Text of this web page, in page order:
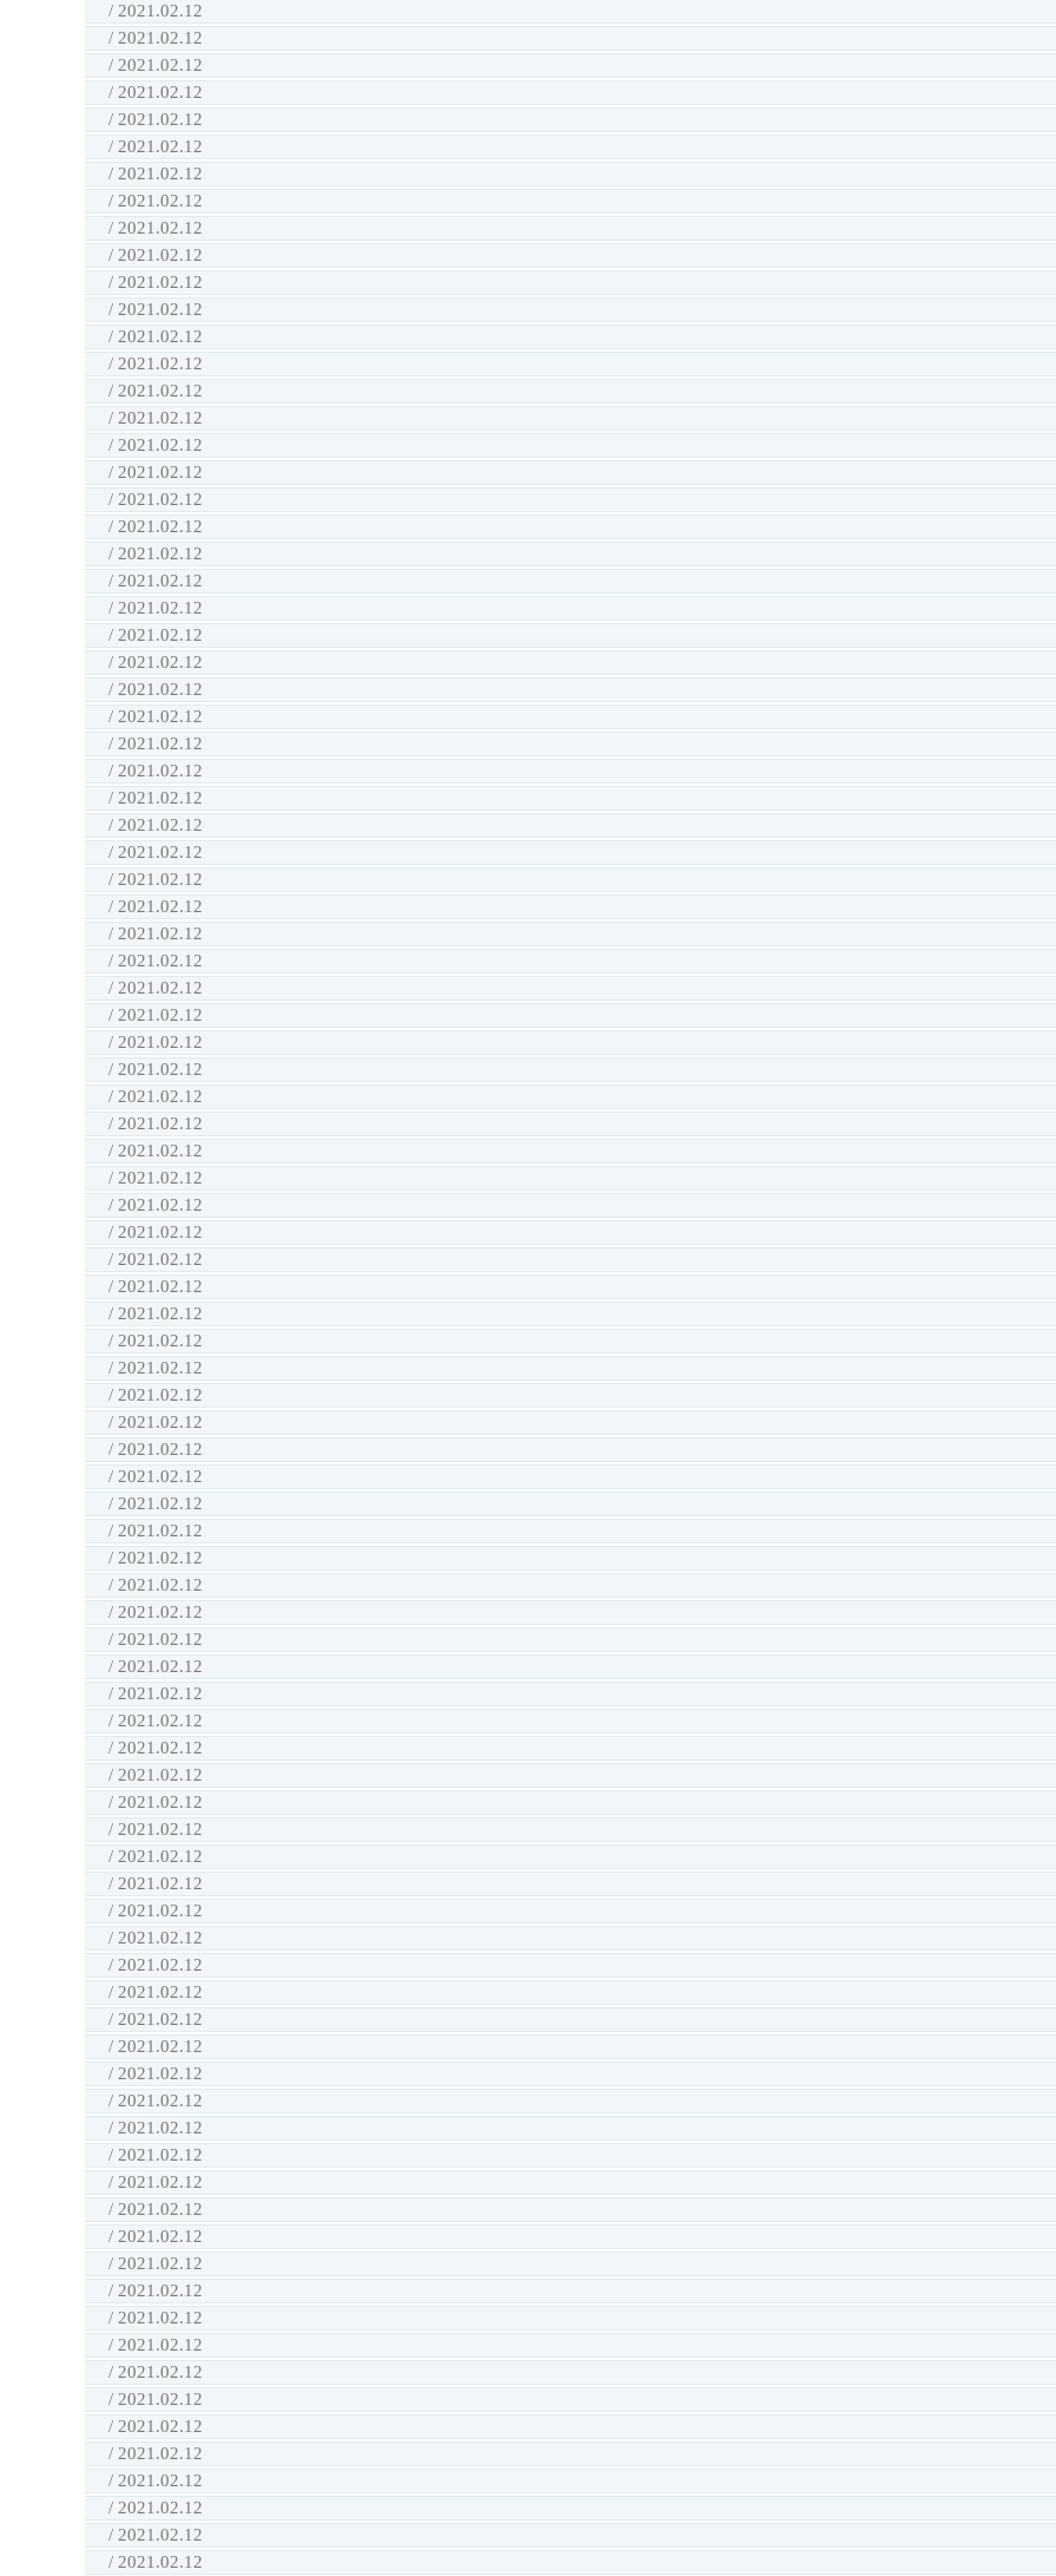
/ 2021.02.12
/ 2021.02.12
/ 2021.02.12
/ 2021.02.12
/ 2021.02.12
/ 2021.02.12
/ 2021.02.12
/ 2021.02.12
/ 2021.02.12
/ 2021.02.12
/ 2021.02.12
/ 2021.02.12
/ 2021.02.12
/ 2021.02.12
/ 2021.02.12
/ 2021.02.12
/ 2021.02.12
/ 2021.02.12
/ 2021.02.12
/ 2021.02.12
/ 2021.02.12
/ 2021.02.12
/ 2021.02.12
/ 2021.02.12
/ 2021.02.12
/ 2021.02.12
/ 2021.02.12
/ 2021.02.12
/ 2021.02.12
/ 2021.02.12
/ 2021.02.12
/ 2021.02.12
/ 2021.02.12
/ 2021.02.12
/ 2021.02.12
/ 2021.02.12
/ 2021.02.12
/ 2021.02.12
/ 2021.02.12
/ 2021.02.12
/ 2021.02.12
/ 2021.02.12
/ 2021.02.12
/ 2021.02.12
/ 2021.02.12
/ 2021.02.12
/ 2021.02.12
/ 2021.02.12
/ 2021.02.12
/ 2021.02.12
/ 2021.02.12
/ 2021.02.12
/ 2021.02.12
/ 2021.02.12
/ 2021.02.12
/ 2021.02.12
/ 2021.02.12
/ 2021.02.12
/ 2021.02.12
/ 2021.02.12
/ 2021.02.12
/ 2021.02.12
/ 2021.02.12
/ 2021.02.12
/ 2021.02.12
/ 2021.02.12
/ 2021.02.12
/ 2021.02.12
/ 2021.02.12
/ 2021.02.12
/ 2021.02.12
/ 2021.02.12
/ 2021.02.12
/ 2021.02.12
/ 2021.02.12
/ 2021.02.12
/ 2021.02.12
/ 2021.02.12
/ 2021.02.12
/ 2021.02.12
/ 2021.02.12
/ 2021.02.12
/ 2021.02.12
/ 2021.02.12
/ 2021.02.12
/ 2021.02.12
/ 2021.02.12
/ 2021.02.12
/ 2021.02.12
/ 2021.02.12
/ 2021.02.12
/ 2021.02.12
/ 2021.02.12
/ 2021.02.12
/ 2021.02.12